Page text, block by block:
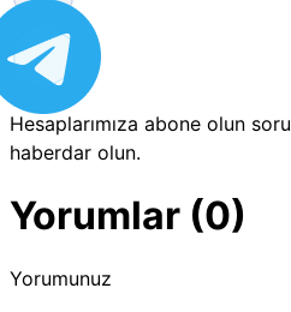
Hesaplarımıza abone olun
haberdar olun.
Yorumlar (0)
Yorumunuz